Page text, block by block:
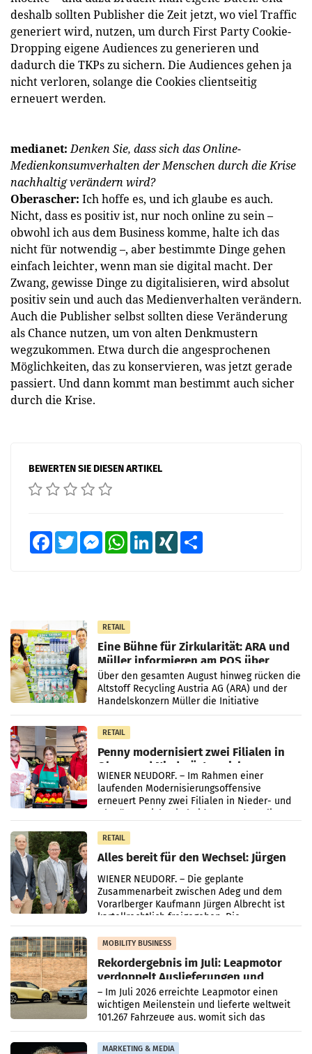
deshalb sollten Publisher die Zeit jetzt, wo viel Traffic
generiert wird, nutzen, um durch First Party Cookie-
Dropping eigene Audiences zu generieren und
dadurch die TKPs zu sichern. Die Audiences gehen ja
nicht verloren, solange die Cookies clientseitig
erneuert werden.
medianet:Denken Sie, dass sich das Online-
Medienkonsumverhalten der Menschen durch die Krise
nachhaltig verändern wird?
Oberascher: Ich hoffe es, und ich glaube es auch.
Nicht, dass es positiv ist, nur noch online zu sein –
obwohl ich aus dem Business komme, halte ich das
nicht für notwendig –, aber bestimmte Dinge gehen
einfach leichter, wenn man sie digital macht. Der
Zwang, gewisse Dinge zu digitalisieren, wird absolut
positiv sein und auch das Medienverhalten verändern.
Auch die Publisher selbst sollten diese Veränderung
als Chance nutzen, um von alten Denkmustern
wegzukommen. Etwa durch die angesprochenen
Möglichkeiten, das zu konservieren, was jetzt gerade
passiert. Und dann kommt man bestimmt auch sicher
durch die Krise.
BEWERTEN SIE DIESEN ARTIKEL
FacebookTwitter MessengerWhatsAppLinkedInXING
RETAIL
Eine Bühne für Zirkularität: ARA und
Müller informieren am POS über
Kreislauffähigkeit
Über den gesamten August hinweg rücken die
Altstoff Recycling Austria AG (ARA) und der
Handelskonzern Müller die Initiative
„Kreislauf-Helden“ in allen österreichischen
Müller-Filialen
RETAIL
Penny modernisiert zwei Filialen in
Ober- und Niederösterreich
WIENER NEUDORF. – Im Rahmen einer
laufenden Modernisierungsoffensive
erneuert Penny zwei Filialen in Nieder- und
Oberösterreich. Die beiden Standorte liegen
RETAIL
Alles bereit für den Wechsel: Jürgen
Albrecht setzt ab 1.1.2027 auf Adeg
WIENER NEUDORF. – Die geplante
Zusammenarbeit zwischen Adeg und dem
Vorarlberger Kaufmann Jürgen Albrecht ist
kartellrechtlich freigegeben: Die
Bundeswettbewerbsbehörde und der
Bundeskartellanwalt
MOBILITY BUSINESS
Rekordergebnis im Juli: Leapmotor
verdoppelt Auslieferungen und
überschreitet die 100.000er-Marke
– Im Juli 2026 erreichte Leapmotor einen
wichtigen Meilenstein und lieferte weltweit
101.267 Fahrzeuge aus, womit sich das
Ergebnis gegenüber Juli 2025 mehr als
verdoppelte (+102
MARKETING & MEDIA